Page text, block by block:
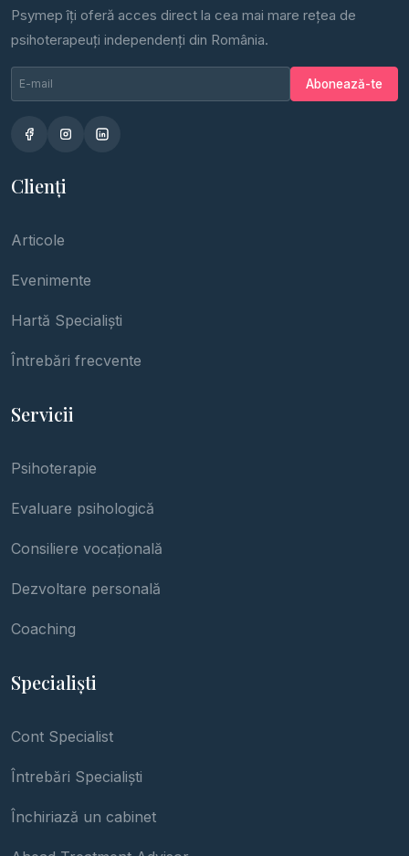
Psymep îți oferă acces direct la cea mai mare rețea de
psihoterapeuți independenți din România.
Email newsletter
Nu completa Abonează-te
Clienți
Articole
Evenimente
Hartă Specialiști
Întrebări frecvente
Servicii
Psihoterapie
Evaluare psihologică
Consiliere vocațională
Dezvoltare personală
Coaching
Specialiști
Cont Specialist
Întrebări Specialiști
Închiriază un cabinet